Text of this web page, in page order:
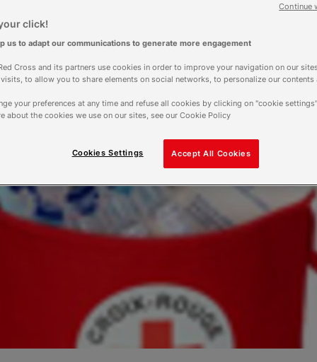
click!
us to adapt our communications to generate more engagement
Cross and its partners use cookies in order to improve your navigation on our
to allow you to share elements on social networks, to personalize our contents
your preferences at any time and refuse all cookies by clicking on "cookie
about the cookies we use on our sites, see our Cookie Policy
Accept All Cookies
Cookies Settings
Continue